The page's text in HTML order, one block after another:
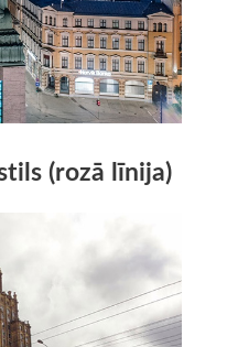
(rozā līnija)